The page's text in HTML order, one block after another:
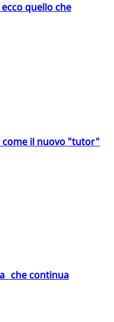
quello che
come il nuovo "tutor"
che continua